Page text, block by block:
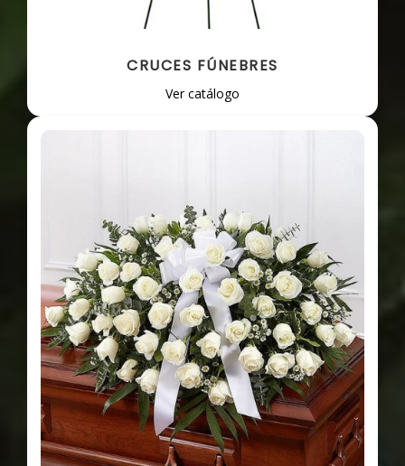
CRUCES FÚNEBRES
Ver catálogo